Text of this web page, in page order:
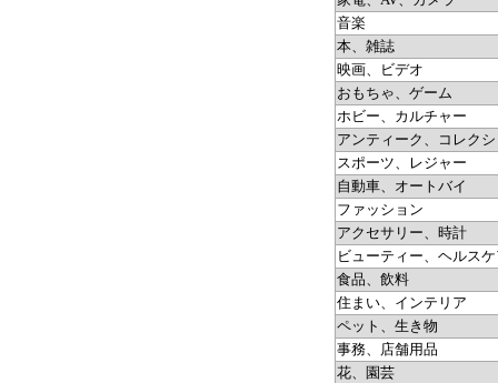
音楽
本、雑誌
映画、ビデオ
おもちゃ、ゲーム
ホビー、カルチャー
アンティーク、コレク
スポーツ、レジャー
自動車、オートバイ
ファッション
アクセサリー、時計
ビューティー、ヘルス
食品、飲料
住まい、インテリア
ペット、生き物
事務、店舗用品
花、園芸